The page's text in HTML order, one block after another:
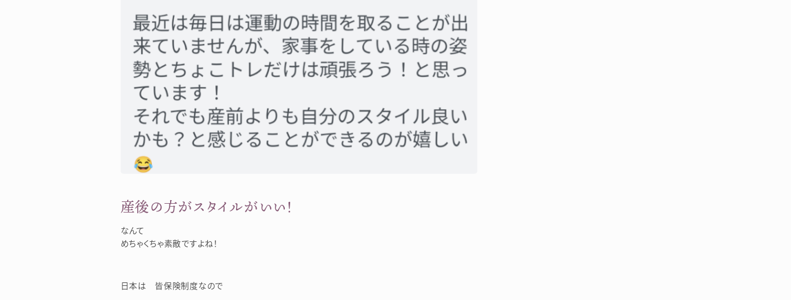
産後の方がスタイルがいい！
なんて
めちゃくちゃ素敵ですよね！
日本は 皆保険制度なので